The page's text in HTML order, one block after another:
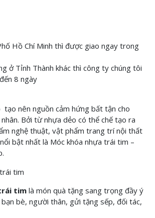
Hồ Chí Minh thì được giao ngay trong
ở Tỉnh Thành khác thì công ty chúng tôi
8 ngày
tạo nên nguồn cảm hứng bất tận cho
Bởi từ nhựa dẻo có thể chế tạo ra
nghệ thuật, vật phẩm trang trí nội thất
bật nhất là Móc khóa nhựa trái tim –
tim là món quà tặng sang trọng đầy ý
bè, người thân, gửi tặng sếp, đối tác,